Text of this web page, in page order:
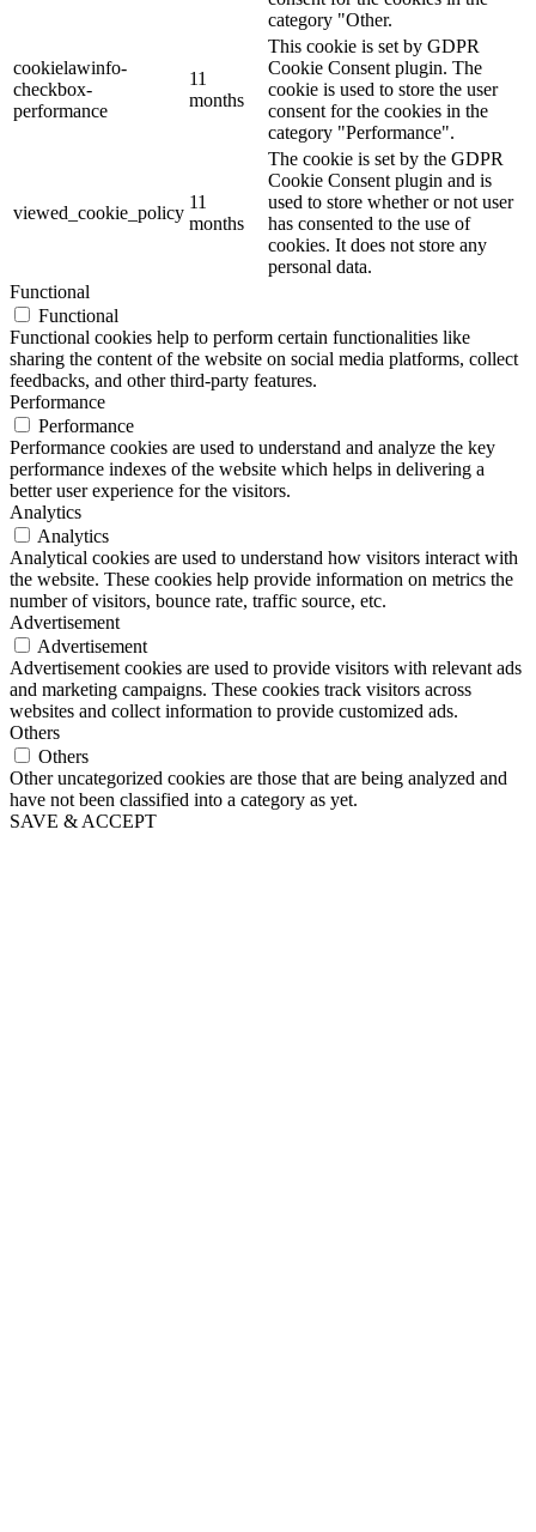
category "Other.
cookielawinfo-
checkbox-
performance
11
months
This cookie is set by GDPR
Cookie Consent plugin. The
cookie is used to store the user
consent for the cookies in the
category "Performance".
viewed_cookie_policy
11
months
The cookie is set by the GDPR
Cookie Consent plugin and is
used to store whether or not user
has consented to the use of
cookies. It does not store any
personal data.
Functional
Functional
Functional cookies help to perform certain functionalities like
sharing the content of the website on social media platforms, collect
feedbacks, and other third-party features.
Performance
Performance
Performance cookies are used to understand and analyze the key
performance indexes of the website which helps in delivering a
better user experience for the visitors.
Analytics
Analytics
Analytical cookies are used to understand how visitors interact with
the website. These cookies help provide information on metrics the
number of visitors, bounce rate, traffic source, etc.
Advertisement
Advertisement
Advertisement cookies are used to provide visitors with relevant ads
and marketing campaigns. These cookies track visitors across
websites and collect information to provide customized ads.
Others
Others
Other uncategorized cookies are those that are being analyzed and
have not been classified into a category as yet.
SAVE & ACCEPT